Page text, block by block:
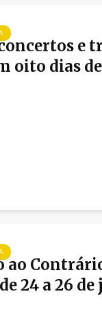
e
oito dias
ao
24 a 26 de